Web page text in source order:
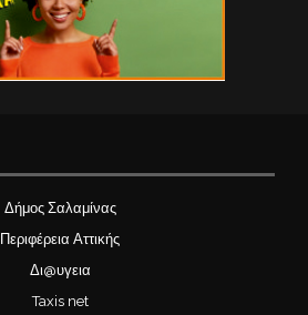
Δήμος Σαλαμίνας
Περιφέρεια Αττικής
Δι@υγεια
Taxis net